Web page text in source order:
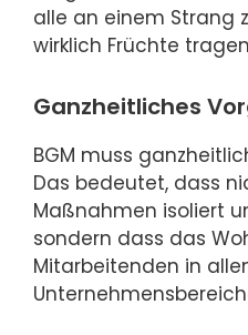
alle an einem Strang
wirklich Früchte
Ganzheitliches
BGM muss
Das bedeutet, dass
Maßnahmen isoliert
sondern dass das
Mitarbeitenden in